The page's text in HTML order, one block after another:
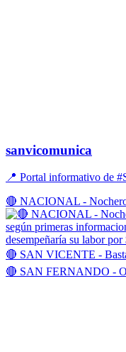
sanvicomunica
📍 Portal informativo de
🔴 NACIONAL - Nochero
🔴 SAN VICENTE -
🔴 SAN FERNANDO -